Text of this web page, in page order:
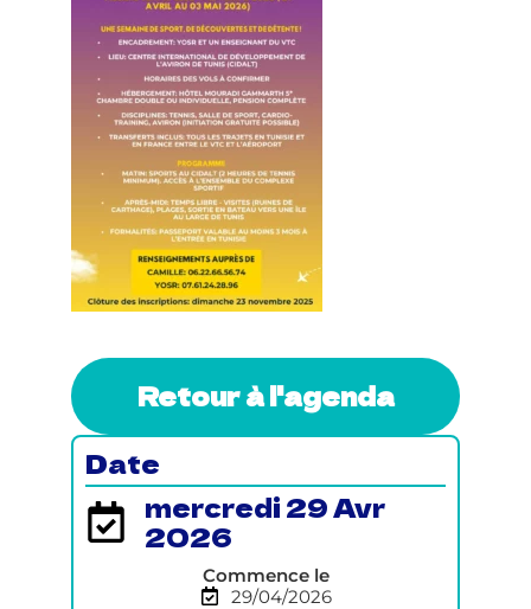
Retour à l'agenda
Date
mercredi 29 Avr
2026
Commence le
29/04/2026